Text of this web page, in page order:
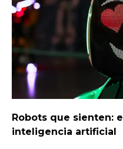
Robots que sienten:
inteligencia artificial